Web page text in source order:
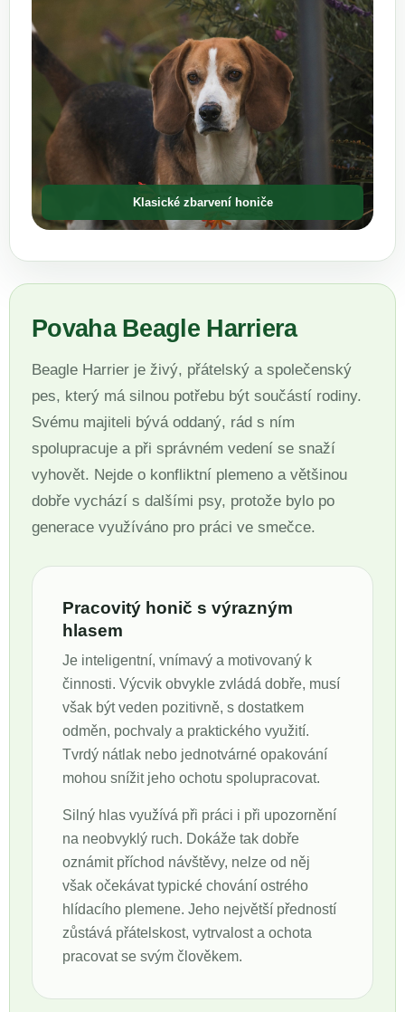
Klasické zbarvení honiče
Povaha Beagle Harriera
Beagle Harrier je živý, přátelský a společenský
pes, který má silnou potřebu být součástí rodiny.
Svému majiteli bývá oddaný, rád s ním
spolupracuje a při správném vedení se snaží
vyhovět. Nejde o konfliktní plemeno a většinou
dobře vychází s dalšími psy, protože bylo po
generace využíváno pro práci ve smečce.
Pracovitý honič s výrazným
hlasem
Je inteligentní, vnímavý a motivovaný k
činnosti. Výcvik obvykle zvládá dobře, musí
však být veden pozitivně, s dostatkem
odměn, pochvaly a praktického využití.
Tvrdý nátlak nebo jednotvárné opakování
mohou snížit jeho ochotu spolupracovat.
Silný hlas využívá při práci i při upozornění
na neobvyklý ruch. Dokáže tak dobře
oznámit příchod návštěvy, nelze od něj
však očekávat typické chování ostrého
hlídacího plemene. Jeho největší předností
zůstává přátelskost, vytrvalost a ochota
pracovat se svým člověkem.